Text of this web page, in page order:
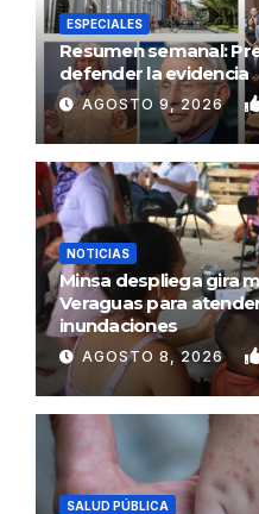
ESPECIALES
Resumen semanal:
defender la evidencia
AGOSTO 9, 2026
NOTICIAS
Minsa despliega gira
Veraguas para
inundaciones
AGOSTO 8, 2026
SALUD PÚBLICA